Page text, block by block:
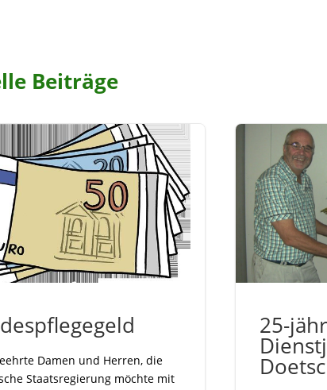
Beiträge
Damen und Herren, die
Staatsregierung möchte mit
25-